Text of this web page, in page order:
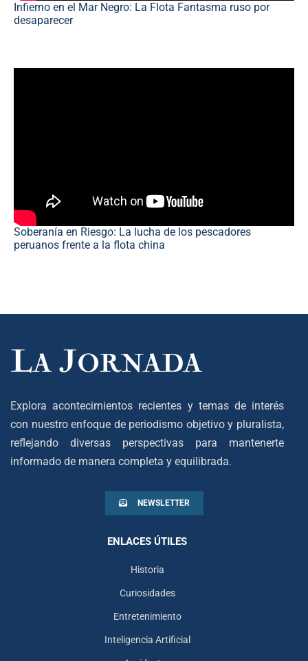
Infierno en el Mar Negro: La Flota Fantasma ruso por
desaparecer
Soberanía en Riesgo: La lucha de los pescadores
peruanos frente a la flota china
Explora acontecimientos recientes y temas de interés
con nuestro enfoque de periodismo objetivo y pluralista,
reflejando diversas perspectivas para mantenerte
informado de manera completa y equilibrada.
NEWSLETTER
ENLACES ÚTILES
Historia
Curiosidades
Entretenimiento
Inteligencia Artificial